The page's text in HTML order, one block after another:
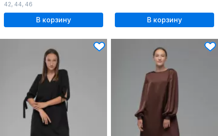
42, 44, 46
В корзину В корзину